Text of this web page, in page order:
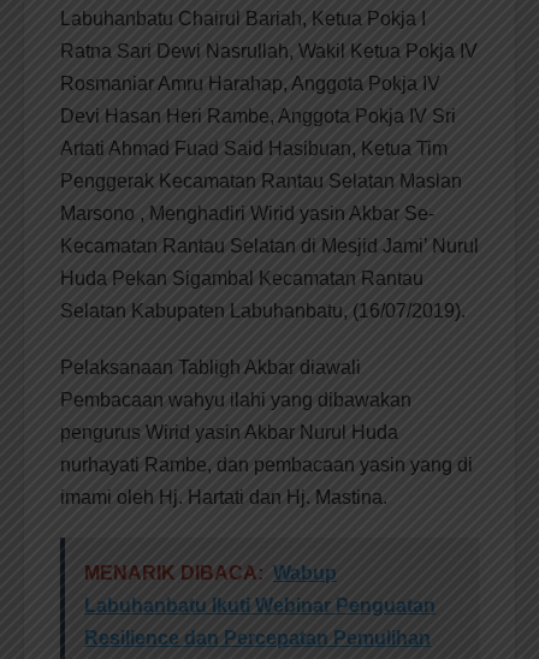
Labuhanbatu Chairul Bariah, Ketua Pokja I
Ratna Sari Dewi Nasrullah, Wakil Ketua Pokja IV
Rosmaniar Amru Harahap, Anggota Pokja IV
Devi Hasan Heri Rambe, Anggota Pokja IV Sri
Artati Ahmad Fuad Said Hasibuan, Ketua Tim
Penggerak Kecamatan Rantau Selatan Maslan
Marsono , Menghadiri Wirid yasin Akbar Se-
Kecamatan Rantau Selatan di Mesjid Jami’ Nurul
Huda Pekan Sigambal Kecamatan Rantau
Selatan Kabupaten Labuhanbatu, (16/07/2019).
Pelaksanaan Tabligh Akbar diawali
Pembacaan wahyu ilahi yang dibawakan
pengurus Wirid yasin Akbar Nurul Huda
nurhayati Rambe, dan pembacaan yasin yang di
imami oleh Hj. Hartati dan Hj. Mastina.
MENARIK DIBACA: Wabup
Labuhanbatu Ikuti Webinar Penguatan
Resilience dan Percepatan Pemulihan